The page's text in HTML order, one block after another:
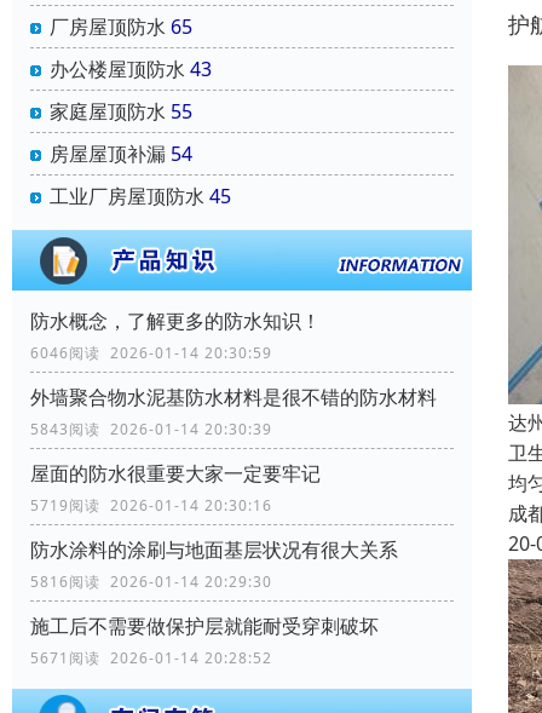
厂房屋顶防水 65
办公楼屋顶防水 43
家庭屋顶防水 55
房屋屋顶补漏 54
工业厂房屋顶防水 45
防水概念，了解更多的防水知识！
6046阅读 2026-01-14 20:30:59
外墙聚合物水泥基防水材料是很不错的防水材料
5843阅读 2026-01-14 20:30:39
屋面的防水很重要大家一定要牢记
5719阅读 2026-01-14 20:30:16
防水涂料的涂刷与地面基层状况有很大关系
5816阅读 2026-01-14 20:29:30
施工后不需要做保护层就能耐受穿刺破坏
5671阅读 2026-01-14 20:28:52
护
达
卫
均
成
20-